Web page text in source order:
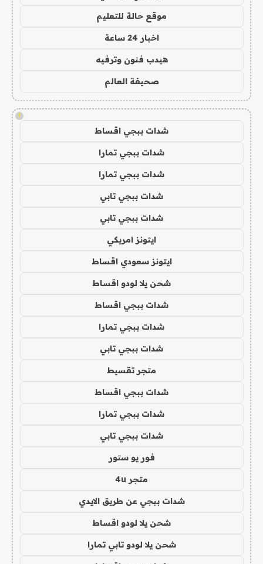
موقع حالة للتعليم
اخبار 24 ساعة
هيدب فنون وترفيه
صحيفة العالم
!
شدات ببجي اقساط
شدات ببجي تمارا
شدات ببجي تمارا
شدات ببجي تابي
شدات ببجي تابي
ايتونز امريكي
ايتونز سعودي اقساط
شحن يلا لودو اقساط
شدات ببجي اقساط
شدات ببجي تمارا
شدات ببجي تابي
متجر تقسيط
شدات ببجي اقساط
شدات ببجي تمارا
شدات ببجي تابي
فور يو ستور
متجر 4u
شدات ببجي عن طريق الايدي
شحن يلا لودو اقساط
شحن يلا لودو تابي تمارا